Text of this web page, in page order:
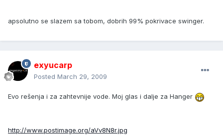
apsolutno se slazem sa tobom, dobrih 99% pokrivace swinger.
exyucarp
Posted March 29, 2009
Evo rešenja i za zahtevnije vode. Moj glas i dalje za Hanger
http://www.postimage.org/aVv8N8r.jpg